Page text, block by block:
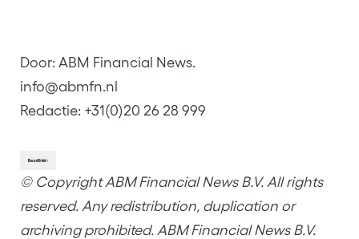
Door: ABM Financial News.
info@abmfn.nl
Redactie: +31(0)20 26 28 999
© Copyright ABM Financial News B.V. All rights
reserved. Any redistribution, duplication or
archiving prohibited. ABM Financial News B.V.